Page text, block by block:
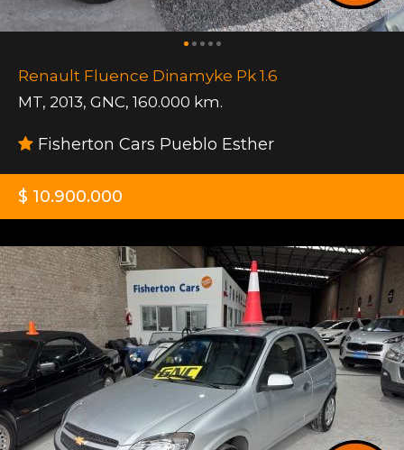
Renault Fluence Dinamyke Pk 1.6
MT, 2013, GNC, 160.000 km.
Fisherton Cars Pueblo Esther
$ 10.900.000